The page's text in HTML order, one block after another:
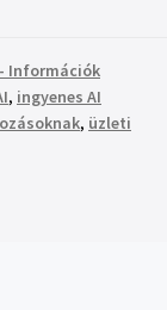
Információk
, ingyenes AI
, üzleti